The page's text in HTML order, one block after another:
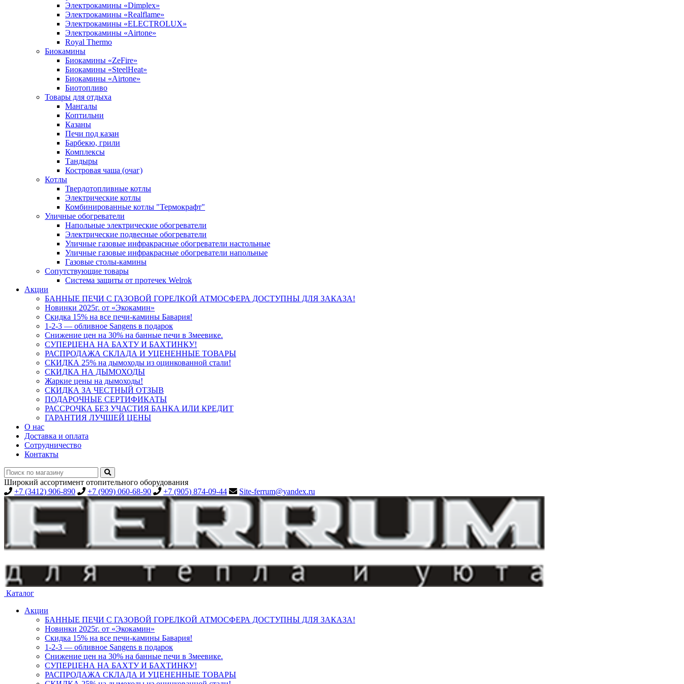
Электрокамины «Dimplex»
Электрокамины «Realflame»
Электрокамины «ELECTROLUX»
Электрокамины «Airtone»
Royal Thermo
Биокамины
Биокамины «ZeFire»
Биокамины «SteelHeat»
Биокамины «Airtone»
Биотопливо
Товары для отдыха
Мангалы
Коптильни
Казаны
Печи под казан
Барбекю, грили
Комплексы
Тандыры
Костровая чаша (очаг)
Котлы
Твердотопливные котлы
Электрические котлы
Комбинированные котлы "Термокрафт"
Уличные обогреватели
Напольные электрические обогреватели
Электрические подвесные обогреватели
Уличные газовые инфракрасные обогреватели настольные
Уличные газовые инфракрасные обогреватели напольные
Газовые столы-камины
Сопутствующие товары
Система защиты от протечек Welrok
Акции
БАННЫЕ ПЕЧИ С ГАЗОВОЙ ГОРЕЛКОЙ АТМОСФЕРА ДОСТУПНЫ ДЛЯ ЗАКАЗА!
Новинки 2025г. от «Экокамин»
Скидка 15% на все печи-камины Бавария!
1-2-3 — обливное Sangens в подарок
Снижение цен на 30% на банные печи в Змеевике.
СУПЕРЦЕНА НА БАХТУ И БАХТИНКУ!
РАСПРОДАЖА СКЛАДА И УЦЕНЕННЫЕ ТОВАРЫ
СКИДКА 25% на дымоходы из оцинкованной стали!
СКИДКА НА ДЫМОХОДЫ
Жаркие цены на дымоходы!
СКИДКА ЗА ЧЕСТНЫЙ ОТЗЫВ
ПОДАРОЧНЫЕ СЕРТИФИКАТЫ
РАССРОЧКА БЕЗ УЧАСТИЯ БАНКА ИЛИ КРЕДИТ
ГАРАНТИЯ ЛУЧШЕЙ ЦЕНЫ
О нас
Доставка и оплата
Сотрудничество
Контакты
Широкий ассортимент отопительного оборудования
+7 (3412) 906-890
+7 (909) 060-68-90 +7 (905) 874-09-44 Site-ferrum@yandex.ru
Каталог
Акции
БАННЫЕ ПЕЧИ С ГАЗОВОЙ ГОРЕЛКОЙ АТМОСФЕРА ДОСТУПНЫ ДЛЯ ЗАКАЗА!
Новинки 2025г. от «Экокамин»
Скидка 15% на все печи-камины Бавария!
1-2-3 — обливное Sangens в подарок
Снижение цен на 30% на банные печи в Змеевике.
СУПЕРЦЕНА НА БАХТУ И БАХТИНКУ!
РАСПРОДАЖА СКЛАДА И УЦЕНЕННЫЕ ТОВАРЫ